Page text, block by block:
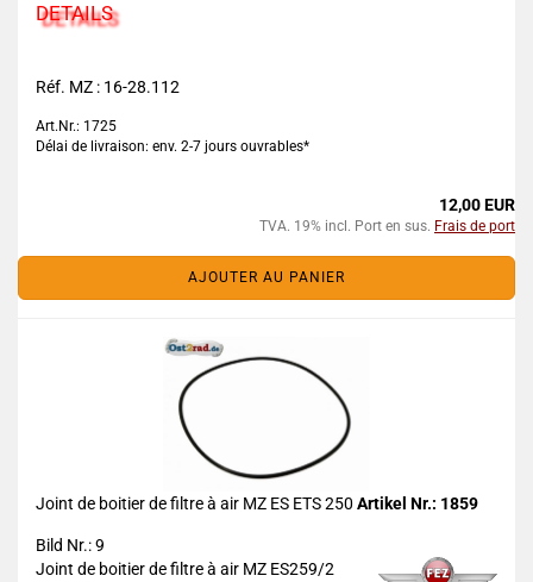
DETAILS
Réf. MZ : 16-28.112
Art.Nr.: 1725
Délai de livraison: env. 2-7 jours ouvrables*
12,00 EUR
TVA. 19% incl. Port en sus. Frais de port
AJOUTER AU PANIER
Joint de boitier de filtre à air MZ ES ETS 250 Artikel Nr.: 1859
Bild Nr.: 9
Joint de boitier de filtre à air MZ ES259/2